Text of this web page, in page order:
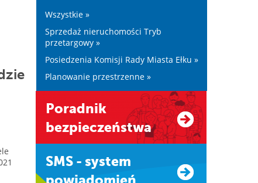
Wszystkie »
Sprzedaż nieruchomości Tryb
przetargowy »
Posiedzenia Komisji Rady Miasta Ełku »
Planowanie przestrzenne »
Poradnik
bezpieczeństwa
SMS - system